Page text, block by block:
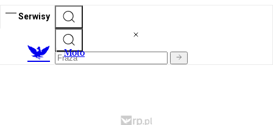
Serwisy
Moto